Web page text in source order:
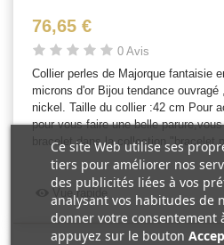
76,65 €
0 Avis
Collier perles de Majorque fantaisie
microns d'or Bijou tendance ouvragé
nickel. Taille du collier :42 cm Pour
pour vous faire une belle
bracelet dans la collection "bracelet
Vue rapide
Ce site Web utilise ses
tiers pour améliorer nos
des publicités liées à vos
analysant vos habitudes de
donner votre consentement
appuyez sur le bouton